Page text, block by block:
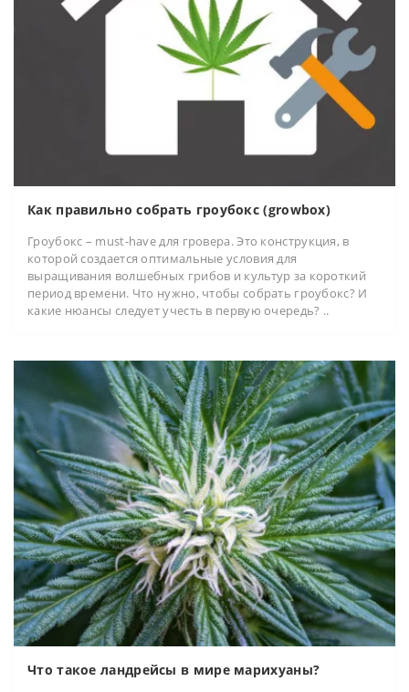
Как правильно собрать гроубокс (growbox)
Гроубокс – must-have для гровера. Это конструкция, в
которой создается оптимальные условия для
выращивания волшебных грибов и культур за короткий
период времени. Что нужно, чтобы собрать гроубокс? И
какие нюансы следует учесть в первую очередь? ..
Что такое ландрейсы в мире марихуаны?